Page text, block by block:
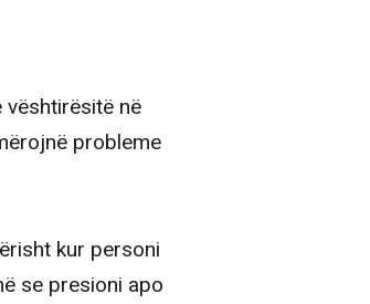
në
probleme
kur personi
se presioni apo